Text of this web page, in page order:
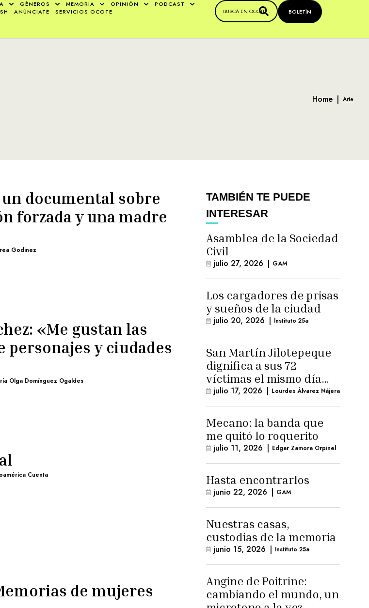
GÉNEROS MEMORIA OPINIÓN
PODCAST
ANÚNCIATE SERVICIOS OCOTE BOLETÍN
Home | Arte
documental sobre
forzada y una madre
Godinez
«Me gustan las
personajes y ciudades
Olga Domínguez Ogaldes
Cuenta
de mujeres
TAMBIÉN TE PUEDE
INTERESAR
Asamblea de la Sociedad
Civil
julio 27, 2026 | GAM
Los cargadores de prisas
y sueños de la ciudad
julio 20, 2026 | Instituto 25a
San Martín Jilotepeque
dignifica a sus 72
víctimas el mismo día
que Benedicto Lucas
logra arresto
domiciliario
julio 17, 2026 | Lourdes Álvarez Nájera
Mecano: la banda que
me quitó lo roquerito
julio 11, 2026 | Edgar Zamora Orpinel
Hasta encontrarlos
junio 22, 2026 | GAM
Nuestras casas,
custodias de la memoria
junio 15, 2026 | Instituto 25a
Angine de Poitrine:
cambiando el mundo, un